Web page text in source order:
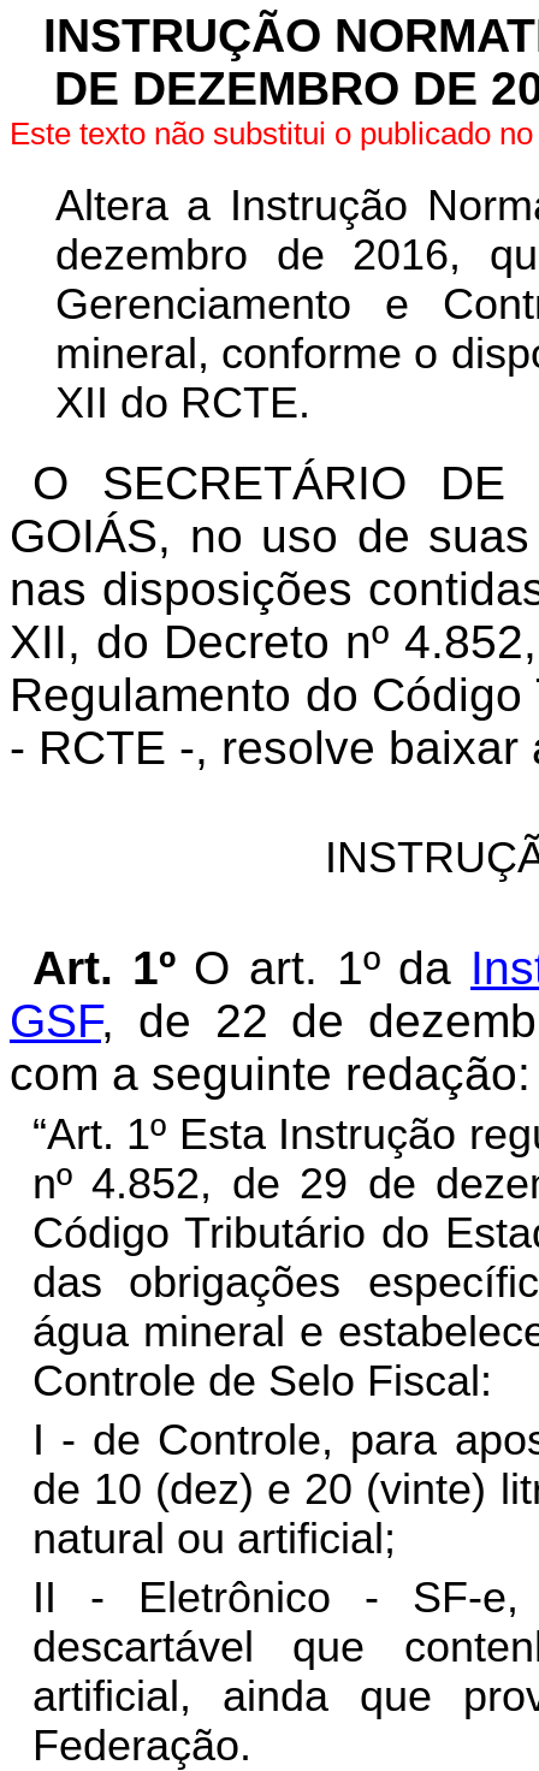
INSTRUÇÃO
DE DEZEMBRO DE
Este texto não substitui o publicado
Altera a Instrução
dezembro de 2016,
Gerenciamento e
mineral, conforme o
XII do RCTE.
O SECRETÁRIO DE
GOIÁS, no uso de
nas disposições
XII, do Decreto nº
Regulamento do
- RCTE -, resolve baixar
Art. 1ºO art. 1º da
GSF, de 22 de
com a seguinte redação:
“Art. 1º Esta Instrução
nº 4.852, de 29 de
Código Tributário do
das obrigações
água mineral e
Controle de Selo Fiscal:
I - de Controle, para
de 10 (dez) e 20 (vinte)
natural ou artificial;
II - Eletrônico - SF-e,
descartável que
artificial, ainda que
Federação.